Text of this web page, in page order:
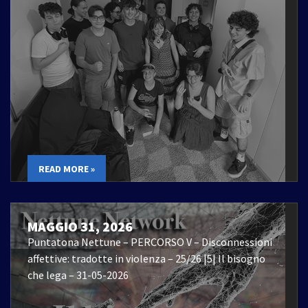
READ MORE »
MAGGIO 31, 2026
Puntatona Nettune – PERCORSO V – Disconnessioni
affettive: tradotte in violenza – 25/26 |5| Il bisogno
che lega – 31-05-2026